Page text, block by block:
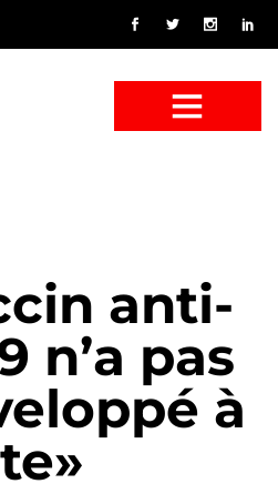
anti-
n’a pas
à